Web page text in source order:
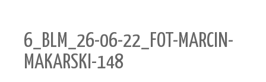
6_BLM_26-06-22_FOT-MARCIN-
MAKARSKI-148